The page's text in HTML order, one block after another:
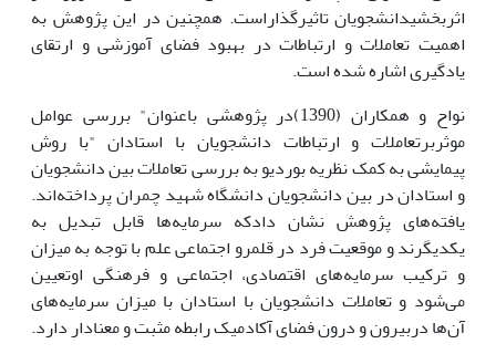
اثربخشیدانشجویان تاثیرگذاراست. همچنین در این پژوهش به
اهمیت تعاملات و ارتباطات در بهبود فضای آموزشی و ارتقای
یادگیری اشاره شده است.
نواح و همکاران (1390)در پژوهشی باعنوان" بررسی عوامل
موثربرتعاملات و ارتباطات دانشجویان با استادان "با روش
پیمایشی به کمک نظریه بوردیو به بررسی تعاملات بین دانشجویان
و استادان در بین دانشجویان دانشگاه شهید چمران پرداخته‌اند‌.
یافته‌های پژوهش نشان دادکه سرمایه‌ها قابل تبدیل به
یکدیگرند و موقعیت فرد در قلمرو اجتماعی علم با توجه به میزان
و ترکیب سرمایه‌های اقتصادی، اجتماعی و فرهنگی اوتعیین
می‌شود و تعاملات دانشجویان با استادان با میزان سرمایه‌های
آن‌ها دربیرون و درون فضای آکادمیک رابطه مثبت و معنادار دارد.